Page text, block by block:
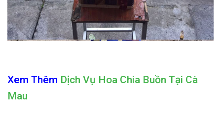
Xem Thêm Dịch Vụ Hoa Chia Buồn Tại Cà
Mau